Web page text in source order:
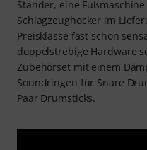
Ständer, eine
Schlagzeughocker im
Preisklasse fast schon
doppelstrebige Hardware
Zubehörset mit einem
Soundringen für Snare
Paar Drumsticks.